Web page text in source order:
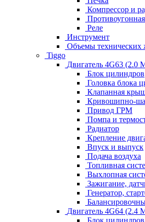
Компрессор и
Реле
Инструмент
Объемы технических
Tiggo
Двигатель 4G63 (2.0
Блок цилиндров
Головка блока
Клапанная
Кривошипно-
Привод ГРМ
Помпа и
Радиатор
Крепление
Впуск и выпуск
Подача воздуха
Топливная
Выхлопная
Зажигание,
Генератор,
Двигатель 4G64 (2.4
Блок